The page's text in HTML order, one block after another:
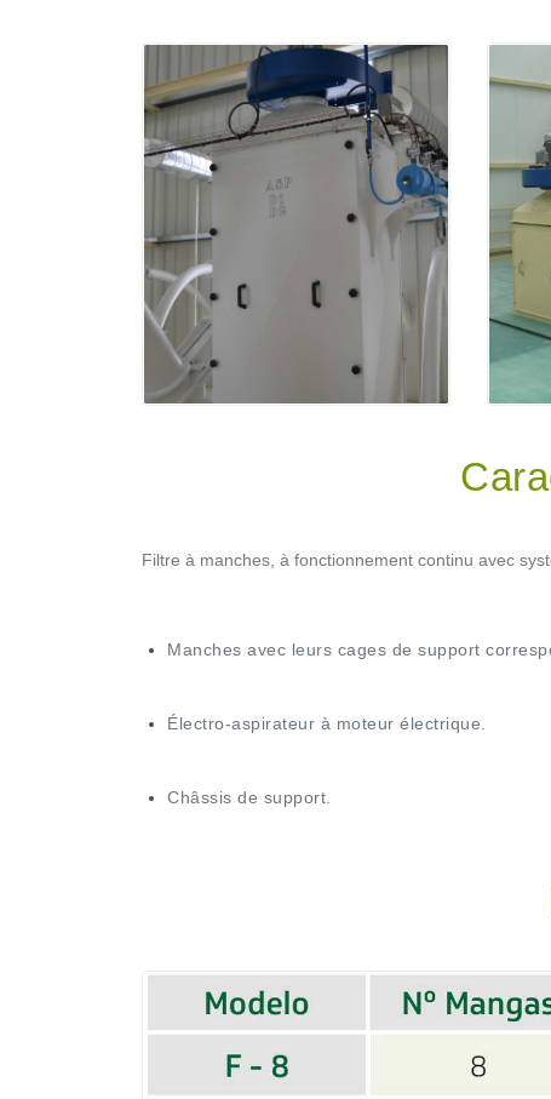
Filtre à manches, à fonctionnement continu avec
Manches avec leurs cages de support
Électro-aspirateur à moteur électrique.
Châssis de support.